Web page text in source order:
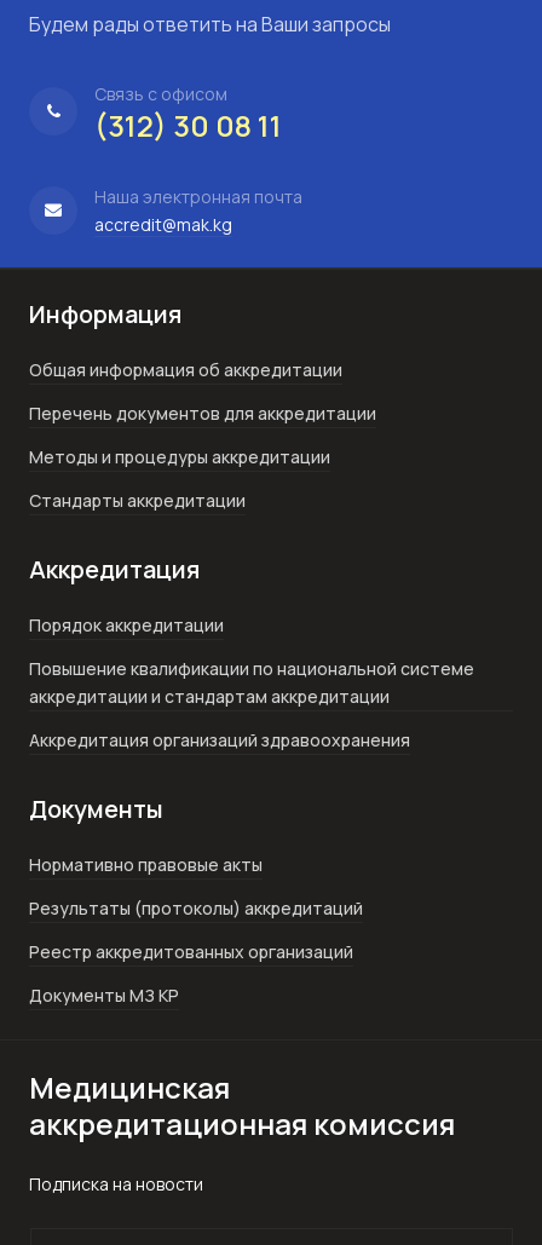
Будем рады ответить на Ваши запросы
Связь с офисом
(312) 30 08 11
Наша электронная почта
accredit@mak.kg
Информация
Общая информация об аккредитации
Перечень документов для аккредитации
Методы и процедуры аккредитации
Стандарты аккредитации
Аккредитация
Порядок аккредитации
Повышение квалификации по национальной системе
аккредитации и стандартам аккредитации
Аккредитация организаций здравоохранения
Документы
Нормативно правовые акты
Результаты (протоколы) аккредитаций
Реестр аккредитованных организаций
Документы МЗ КР
Медицинская
аккредитационная комиссия
Подписка на новости